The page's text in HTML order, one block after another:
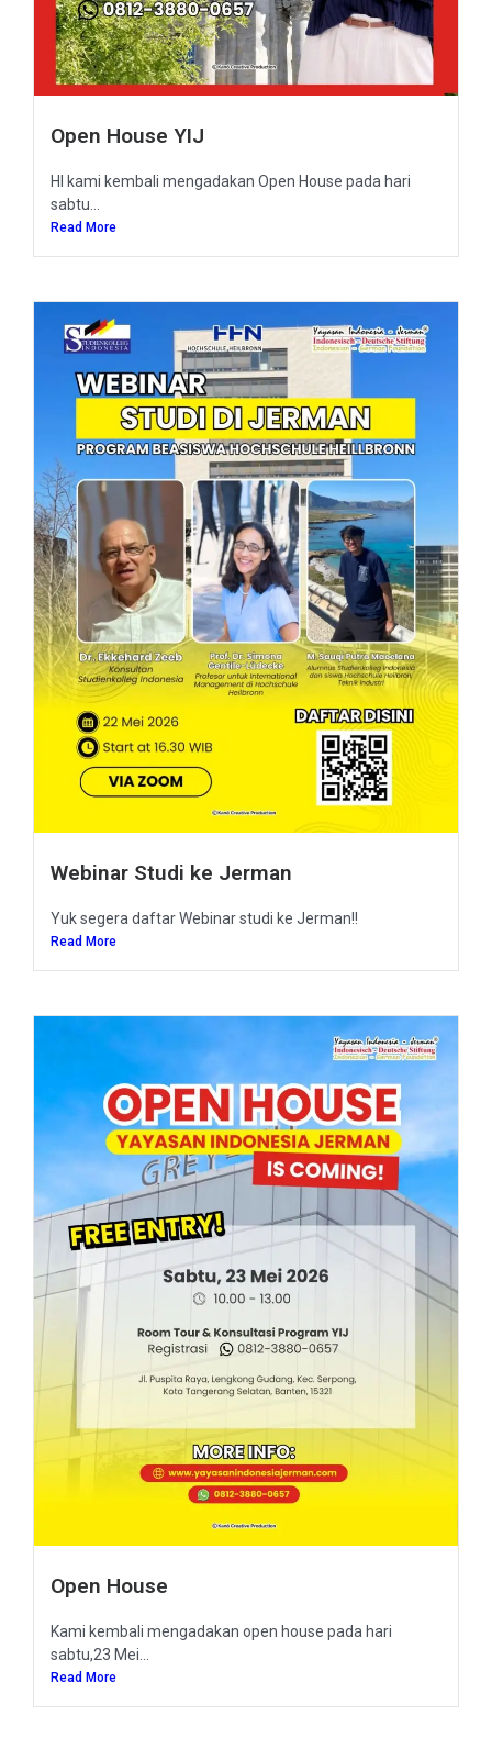
Open House YIJ
HI kami kembali mengadakan Open House pada hari
sabtu...
Read More
Webinar Studi ke Jerman
Yuk segera daftar Webinar studi ke Jerman!!
Read More
Open House
Kami kembali mengadakan open house pada hari
sabtu,23 Mei...
Read More